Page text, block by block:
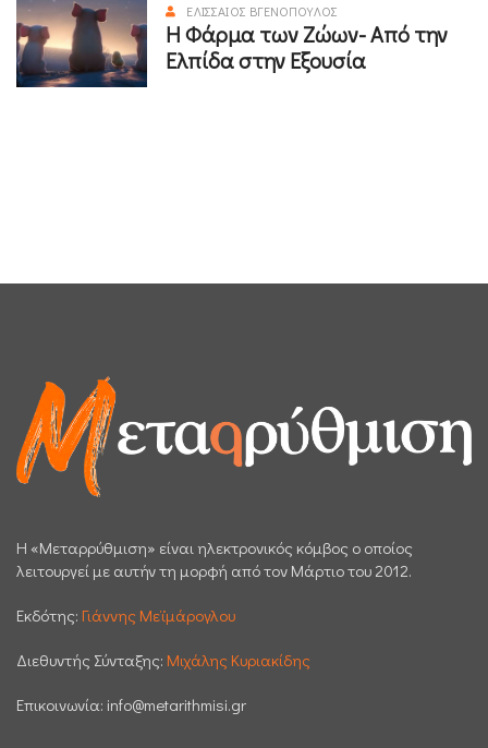
ΕΛΙΣΣΑΊΟΣ ΒΓΕΝΌΠΟΥΛΟΣ
Η Φάρμα των Ζώων- Από την
Ελπίδα στην Εξουσία
H «Μεταρρύθμιση» είναι ηλεκτρονικός κόμβος ο οποίος
λειτουργεί με αυτήν τη μορφή από τον Μάρτιο του 2012.
Εκδότης: Γιάννης Μεϊμάρογλου
Διεθυντής Σύνταξης: Μιχάλης Κυριακίδης
Επικοινωνία: info@metarithmisi.gr